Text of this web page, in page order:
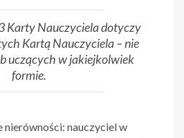
Karty Nauczyciela dotyczy
Kartą Nauczyciela – nie
uczących w jakiejkolwiek
formie.
nauczyciel w